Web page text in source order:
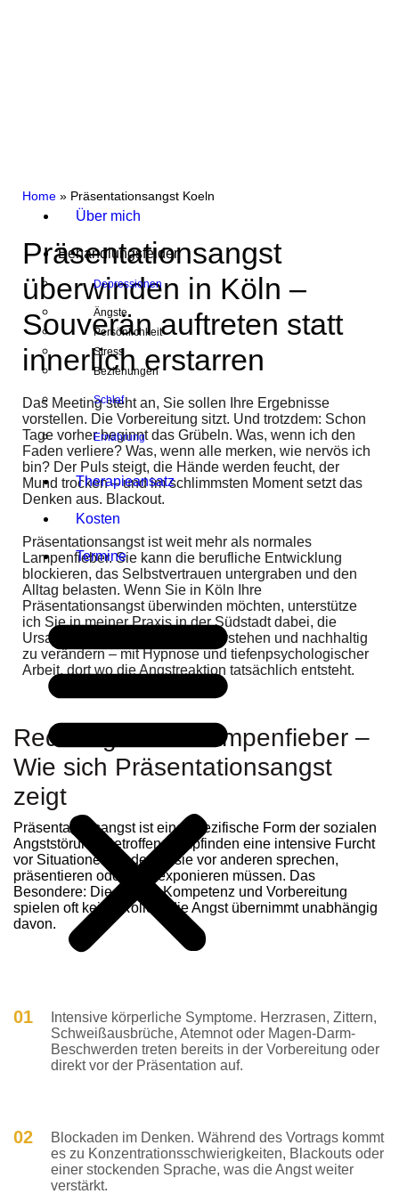
Über mich
Behandlungsfelder
Depressionen
Ängste
Persönlichkeit
Stress
Beziehungen
Schlaf
Ernährung
Therapieansatz
Kosten
Termine
Home » Präsentationsangst Koeln
Präsentationsangst
überwinden in Köln –
Souverän auftreten statt
innerlich erstarren
Das Meeting steht an, Sie sollen Ihre Ergebnisse
vorstellen. Die Vorbereitung sitzt. Und trotzdem: Schon
Tage vorher beginnt das Grübeln. Was, wenn ich den
Faden verliere? Was, wenn alle merken, wie nervös ich
bin? Der Puls steigt, die Hände werden feucht, der
Mund trocken – und im schlimmsten Moment setzt das
Denken aus. Blackout.
Präsentationsangst ist weit mehr als normales
Lampenfieber. Sie kann die berufliche Entwicklung
blockieren, das Selbstvertrauen untergraben und den
Alltag belasten. Wenn Sie in Köln Ihre
Präsentationsangst überwinden möchten, unterstütze
ich Sie in meiner Praxis in der Südstadt dabei, die
Ursachen hinter der Angst zu verstehen und nachhaltig
zu verändern – mit Hypnose und tiefenpsychologischer
Arbeit, dort wo die Angstreaktion tatsächlich entsteht.
Redeangst und Lampenfieber –
Wie sich Präsentationsangst
zeigt
Präsentationsangst ist eine spezifische Form der sozialen
Angststörung. Betroffene empfinden eine intensive Furcht
vor Situationen, in denen sie vor anderen sprechen,
präsentieren oder sich exponieren müssen. Das
Besondere: Die eigene Kompetenz und Vorbereitung
spielen oft keine Rolle – die Angst übernimmt unabhängig
davon.
01
Intensive körperliche Symptome. Herzrasen, Zittern,
Schweißausbrüche, Atemnot oder Magen-Darm-
Beschwerden treten bereits in der Vorbereitung oder
direkt vor der Präsentation auf.
02
Blockaden im Denken. Während des Vortrags kommt
es zu Konzentrationsschwierigkeiten, Blackouts oder
einer stockenden Sprache, was die Angst weiter
verstärkt.